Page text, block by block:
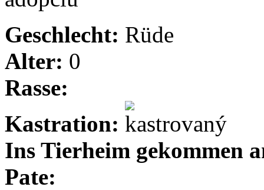
Geschlecht: Rüde
Alter: 0
Rasse:
Kastration:
Ins Tierheim gekommen
Pate: